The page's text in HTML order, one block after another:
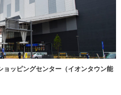
ョッピングセンター（イオンタウン能